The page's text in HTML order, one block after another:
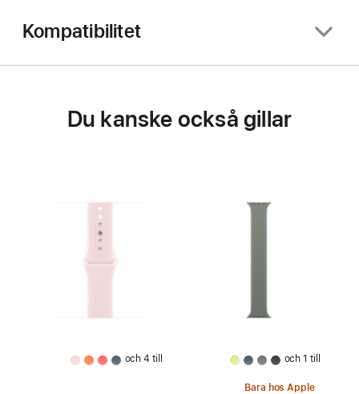
Kompatibilitet
Du kanske också gillar
och 4 till och 1 till
Bara hos Apple